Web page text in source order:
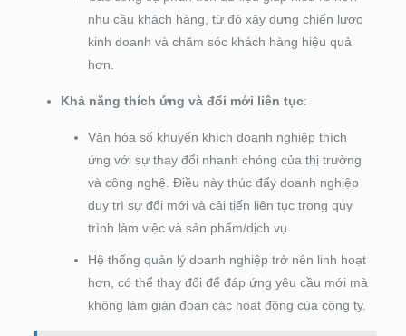
nhu cầu khách hàng, từ đó xây dựng chiến lược
kinh doanh và chăm sóc khách hàng hiệu quả
hơn.
Khả năng thích ứng và đổi mới liên tục:
Văn hóa số khuyến khích doanh nghiệp thích
ứng với sự thay đổi nhanh chóng của thị trường
và công nghệ. Điều này thúc đẩy doanh nghiệp
duy trì sự đổi mới và cải tiến liên tục trong quy
trình làm việc và sản phẩm/dịch vụ.
Hệ thống quản lý doanh nghiệp trở nên linh hoạt
hơn, có thể thay đổi để đáp ứng yêu cầu mới mà
không làm gián đoạn các hoạt động của công ty.